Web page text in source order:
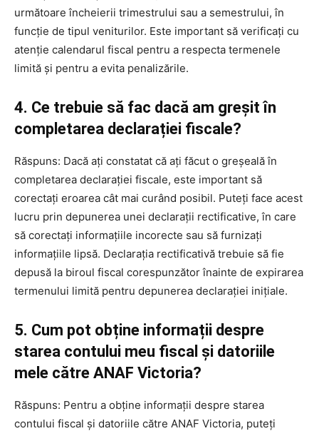
următoare încheierii trimestrului sau a semestrului, în
funcție de tipul veniturilor. Este important să verificați cu
atenție calendarul fiscal pentru a respecta termenele
limită și pentru a evita penalizările.
4. Ce trebuie să fac dacă am greșit în
completarea declarației fiscale?
Răspuns: Dacă ați constatat că ați făcut o greșeală în
completarea declarației fiscale, este important să
corectați eroarea cât mai curând posibil. Puteți face acest
lucru prin depunerea unei declarații rectificative, în care
să corectați informațiile incorecte sau să furnizați
informațiile lipsă. Declarația rectificativă trebuie să fie
depusă la biroul fiscal corespunzător înainte de expirarea
termenului limită pentru depunerea declarației inițiale.
5. Cum pot obține informații despre
starea contului meu fiscal și datoriile
mele către ANAF Victoria?
Răspuns: Pentru a obține informații despre starea
contului fiscal și datoriile către ANAF Victoria, puteți